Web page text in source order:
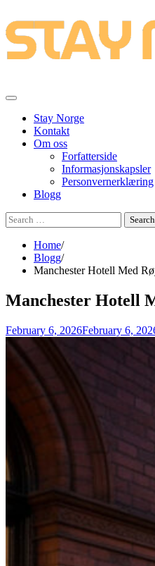
to
content
Stay Norge
Kontakt
Om oss
Forfatterside
Informasjonskapsler
Personvernerklæring
Blogg
Search
for:
Home
Blogg
Manchester Hotell Med
Manchester Hotell
February 6, 2026February 6,